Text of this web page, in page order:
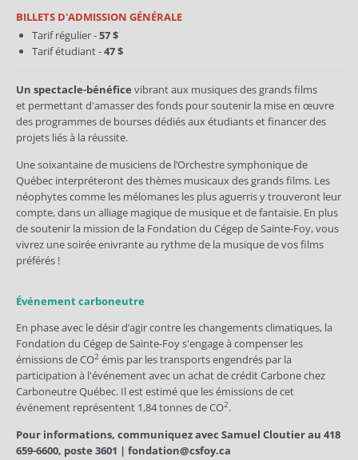
BILLETS D'ADMISSION GÉNÉRALE
Tarif régulier -57 $
Tarif étudiant -47 $
Un spectacle-bénéfice vibrant aux musiques des grands films
et permettant d'amasser des fonds pour soutenir la mise en œuvre
des programmes de bourses dédiés aux étudiants et financer des
projets liés à la réussite.
Une soixantaine de musiciens de l’Orchestre symphonique de
Québec interpréteront des thèmes musicaux des grands films. Les
néophytes comme les mélomanes les plus aguerris y trouveront leur
compte, dans un alliage magique de musique et de fantaisie. En plus
de soutenir la mission de la Fondation du Cégep de Sainte-Foy, vous
vivrez une soirée enivrante au rythme de la musique de vos films
préférés !
Événement carboneutre
En phase avec le désir d’agir contre les changements climatiques, la
Fondation du Cégep de Sainte-Foy s'engage à compenser les
émissions de CO2 émis par les transports engendrés par la
participation à l'événement avec un achat de crédit Carbone chez
Carboneutre Québec. Il est estimé que les émissions de cet
événement représentent 1,84 tonnes de CO2.
Pour informations, communiquez avec Samuel Cloutier au 418
659-6600, poste 3601 | fondation@csfoy.ca